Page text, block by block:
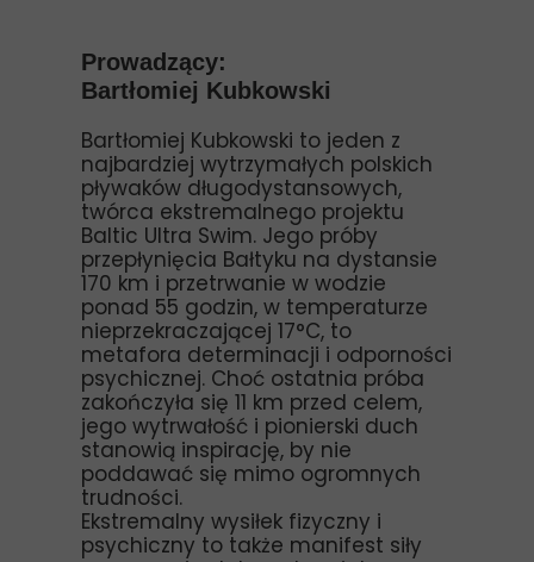
Prowadzący:
Bartłomiej Kubkowski
Bartłomiej Kubkowski to jeden z
najbardziej wytrzymałych polskich
pływaków długodystansowych,
twórca ekstremalnego projektu
Baltic Ultra Swim. Jego próby
przepłynięcia Bałtyku na dystansie
170 km i przetrwanie w wodzie
ponad 55 godzin, w temperaturze
nieprzekraczającej 17°C, to
metafora determinacji i odporności
psychicznej. Choć ostatnia próba
zakończyła się 11 km przed celem,
jego wytrwałość i pionierski duch
stanowią inspirację, by nie
poddawać się mimo ogromnych
trudności.
Ekstremalny wysiłek fizyczny i
psychiczny to także manifest siły